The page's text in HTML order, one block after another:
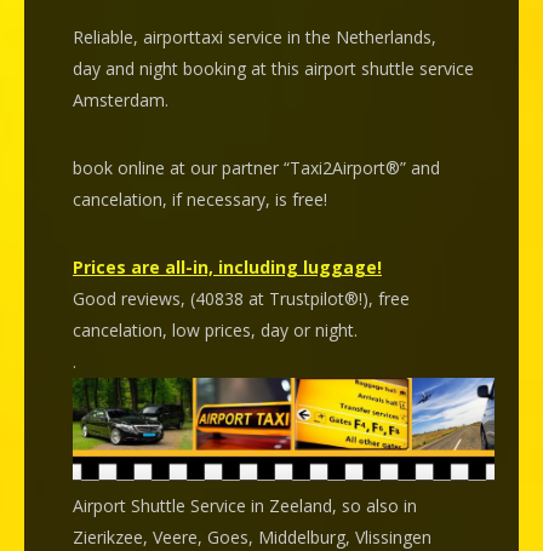
Reliable, airporttaxi service in the Netherlands,
day and night booking at this airport shuttle service
Amsterdam.
book online at our partner “Taxi2Airport®” and
cancelation, if necessary, is free!
Prices are all-in, including luggage!
Good reviews, (40838 at Trustpilot®!), free
cancelation, low prices, day or night.
.
Airport Shuttle Service in Zeeland, so also in
Zierikzee, Veere, Goes, Middelburg, Vlissingen